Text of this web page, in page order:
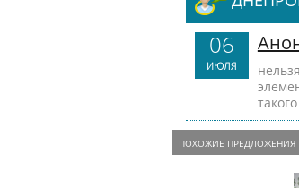
06
ИЮЛЯ
ПОХОЖИЕ ПРЕДЛОЖЕНИЯ